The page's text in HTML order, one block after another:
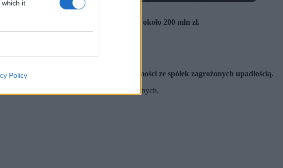
which it
Policy
upadłością środków o wartości około 200 mln zł.
grupą przestępczą.
wyprowadzania pieniędzy i nieruchomości ze spółek zagrożonych upadłością.
związaną z wypłatą depozytów notarialnych.